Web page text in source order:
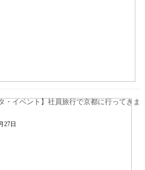
・イベント】社員旅行で京都に行ってきま
27日